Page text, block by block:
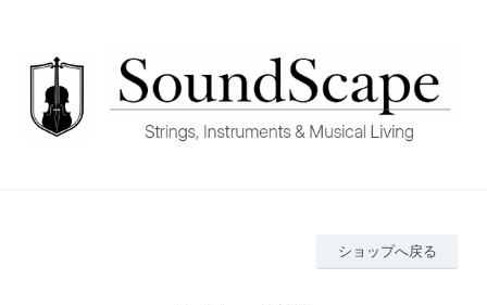
ショップへ戻る